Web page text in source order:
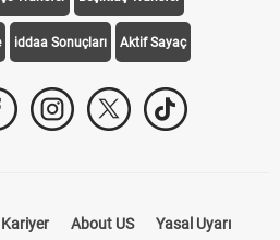
Transfer Beşiktaş Transfer
iddaa Sonuçları Aktif Sayaç